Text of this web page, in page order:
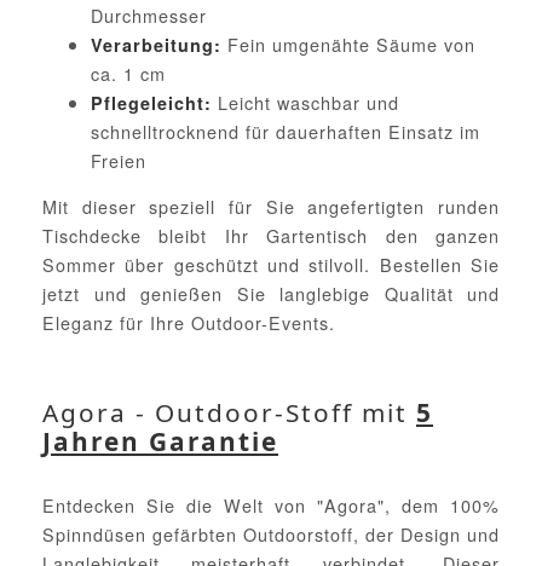
Durchmesser
Verarbeitung: Fein umgenähte Säume von
ca. 1 cm
Pflegeleicht: Leicht waschbar und
schnelltrocknend für dauerhaften Einsatz im
Freien
Mit dieser speziell für Sie angefertigten runden
Tischdecke bleibt Ihr Gartentisch den ganzen
Sommer über geschützt und stilvoll. Bestellen Sie
jetzt und genießen Sie langlebige Qualität und
Eleganz für Ihre Outdoor-Events.
Agora - Outdoor-Stoff mit 5
Jahren Garantie
Entdecken Sie die Welt von "Agora", dem 100%
Spinndüsen gefärbten Outdoorstoff, der Design und